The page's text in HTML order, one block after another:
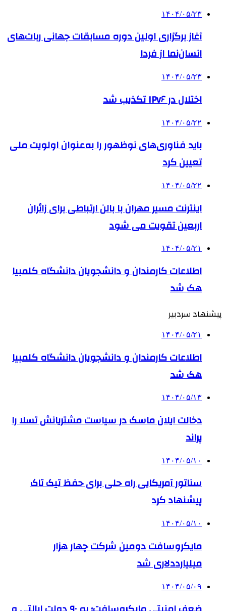
۱۴۰۴/۰۵/۲۳
آغاز برگزاری اولین دوره مسابقات جهانی ربات‌های
انسان‌نما از فردا
۱۴۰۴/۰۵/۲۳
اختلال در IPv۶ تکذیب شد
۱۴۰۴/۰۵/۲۲
باید فناوری‌های نوظهور را به‌عنوان اولویت ملی
تعیین کرد
۱۴۰۴/۰۵/۲۲
اینترنت مسیر مهران با بالن ارتباطی برای زائران
اربعین تقویت می شود
۱۴۰۴/۰۵/۲۱
اطلاعات کارمندان و دانشجویان دانشگاه کلمبیا
هک شد
پیشنهاد سردبیر
۱۴۰۴/۰۵/۲۱
اطلاعات کارمندان و دانشجویان دانشگاه کلمبیا
هک شد
۱۴۰۴/۰۵/۱۳
دخالت ایلان ماسک در سیاست مشتریانش تسلا را
پراند
۱۴۰۴/۰۵/۱۰
سناتور آمریکایی راه حلی برای حفظ تیک تاک
پیشنهاد کرد
۱۴۰۴/۰۵/۱۰
مایکروسافت دومین شرکت چهار هزار
میلیارددلاری شد
۱۴۰۴/۰۵/۰۹